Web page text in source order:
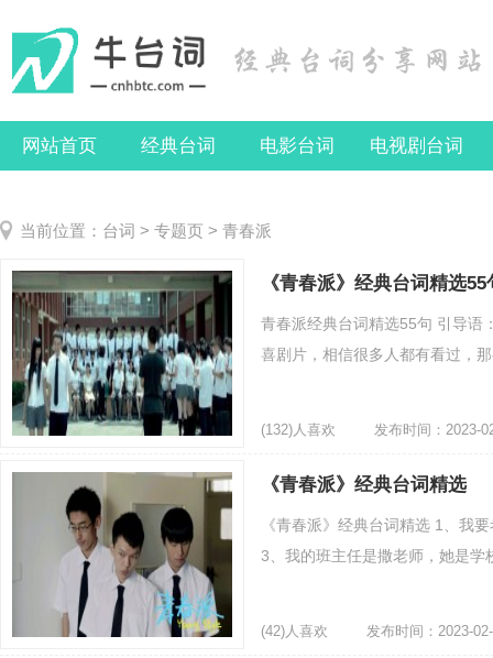
网站首页 经典台词 电影台词 电视剧台词
当前位置： 台词 > 专题页 > 青春派
《青春派》经典台词精选55
青春派经典台词精选55句 引导语
喜剧片，相信很多人都有看过，
(132)人喜欢 发布时间：2023-
《青春派》经典台词精选
《青春派》经典台词精选 1、我
3、我的班主任是撒老师，她是学
(42)人喜欢 发布时间：2023-